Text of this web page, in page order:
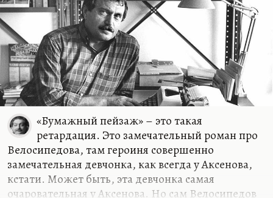
«Бумажный пейзаж» – это такая
ретардация. Это замечательный роман про
Велосипедова, там героиня совершенно
замечательная девчонка, как всегда у Аксенова,
кстати. Может быть, эта девчонка самая
очаровательная у Аксенова. Но сам Велосипедов